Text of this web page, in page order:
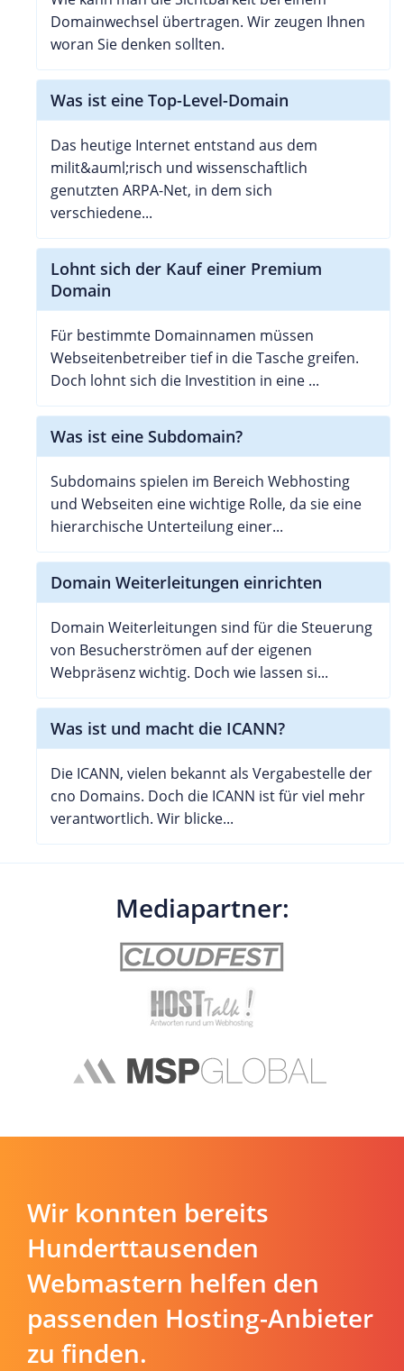
Domainwechsel übertragen. Wir zeugen Ihnen
woran Sie denken sollten.
Was ist eine Top-Level-Domain
Das heutige Internet entstand aus dem
milit&auml;risch und wissenschaftlich
genutzten ARPA-Net, in dem sich
verschiedene...
Lohnt sich der Kauf einer Premium
Domain
Für bestimmte Domainnamen müssen
Webseitenbetreiber tief in die Tasche greifen.
Doch lohnt sich die Investition in eine ...
Was ist eine Subdomain?
Subdomains spielen im Bereich Webhosting
und Webseiten eine wichtige Rolle, da sie eine
hierarchische Unterteilung einer...
Domain Weiterleitungen einrichten
Domain Weiterleitungen sind für die Steuerung
von Besucherströmen auf der eigenen
Webpräsenz wichtig. Doch wie lassen si...
Was ist und macht die ICANN?
Die ICANN, vielen bekannt als Vergabestelle der
cno Domains. Doch die ICANN ist für viel mehr
verantwortlich. Wir blicke...
Mediapartner:
Wir konnten bereits
Hunderttausenden
Webmastern helfen den
passenden Hosting-Anbieter
zu finden.